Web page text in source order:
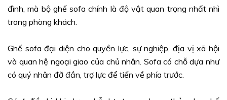
đình, mà bộ ghế sofa chính là độ vật quan trọng nhất nhì
trong phòng khách.
Ghế sofa đại diện cho quyền lực, sự nghiệp, địa vị xã hội
và quan hệ ngoại giao của chủ nhân. Sofa có chỗ dựa như
có quý nhân đỡ đần, trợ lực để tiến về phía trước.